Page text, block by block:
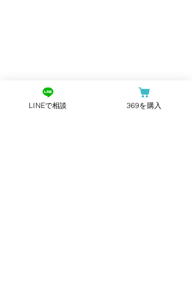
LINEで相談 369を購入